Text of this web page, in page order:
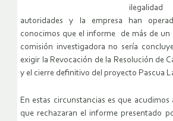
autoridades y la empresa han
conocimos que el informe de más de un
comisión investigadora no sería
exigir la Revocación de la Resolución de
y el cierre definitivo del proyecto Pascua
En estas circunstancias es que
que rechazaran el informe presentado